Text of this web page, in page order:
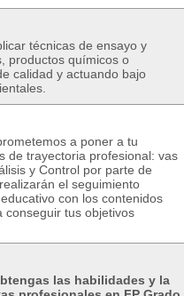
técnicas de ensayo y
productos químicos o
calidad y actuando bajo
a poner a tu
de trayectoria profesional: vas
y Control por parte de
el seguimiento
con los contenidos
conseguir tus objetivos
las habilidades y la